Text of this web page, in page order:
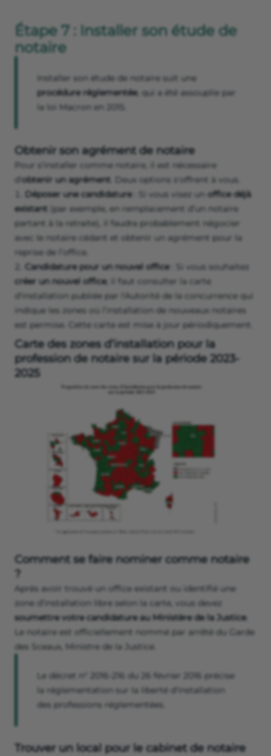
Étape 7 : Installer son étude de
notaire
Installer son étude de notaire suit une
procédure réglementée, qui a été assouplie par
la loi Macron en 2015.
Obtenir son agrément de notaire
Pour s'installer comme notaire, il est nécessaire
d' obtenir un agrément . Deux options s'offrent à vous.
Déposer une candidature: Si vous visez un office déjà
existant (par exemple, en remplacement d’un notaire
partant à la retraite), il faudra probablement négocier
avec le notaire cédant et obtenir un agrément pour la
reprise de l’office.
Candidature pour un nouvel office: Si vous souhaitez
créer un nouvel office, il faut consulter la carte
d'installation publiée par l'Autorité de la concurrence qui
indique les zones où l’installation de nouveaux notaires
est permise. Cette carte est mise à jour périodiquement.
Carte des zones d’installation pour la
profession de notaire sur la période 2023-
2025
Comment se faire nominer comme notaire
?
Après avoir trouvé un office existant ou identifié une
zone d’installation libre selon la carte, vous devez
soumettre votre candidature au Ministère de la Justice.
Le notaire est officiellement nommé par arrêté du Garde
des Sceaux, Ministre de la Justice.
Le décret n° 2016-216 du 26 février 2016 précise
la réglementation sur la liberté d'installation
des professions réglementées.
Trouver un local pour le cabinet de notaire